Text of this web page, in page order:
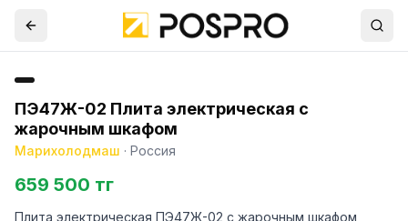
ПЭ47Ж-02 Плита электрическая с
жарочным шкафом
Марихолодмаш · Россия
659 500 тг
Плита электрическая ПЭ47Ж-02 с жарочным шкафом